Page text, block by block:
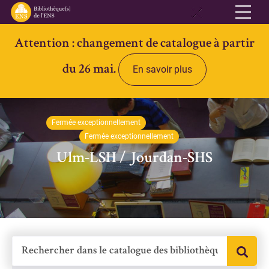
Réseau
Qui sommes-nous
Informations pratiques
Contacts
Accès ouvert
Bibliothèques
Bibliothèque des Lettres et Sciences humaines et sociales Ulm-
Jourdan
Bibliothèque d'archéologie
Attention : changement de catalogue à partir
du 26 mai.
En savoir plus
Fermée exceptionnellement
Fermée exceptionnellement
Ulm-LSH / Jourdan-SHS